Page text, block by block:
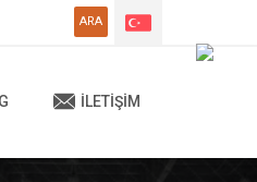
ARA
İLETİŞİM